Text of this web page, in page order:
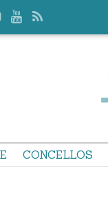
CONCELLOS